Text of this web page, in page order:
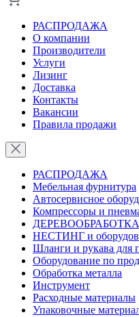
РАСПРОДАЖА
О компании
Производители
Услуги
Лизинг
Доставка
Контакты
Вакансии
Правила продажи
РАСПРОДАЖА
Мебельная фурнитура
Автосервисное
Компрессоры и
НЕСТИНГ и
Шланги и рукава для
Оборудование по
Обработка металла
Инструмент
Расходные материалы
Упаковочные